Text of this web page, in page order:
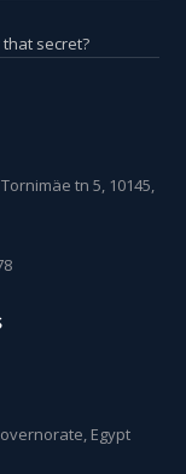
secret?
tn 5, 10145,
Egypt